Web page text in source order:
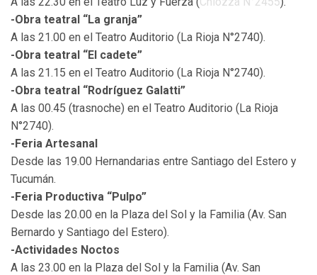
-Obra teatral “La granja”
A las 21.00 en el Teatro Auditorio (La Rioja N°2740).
-Obra teatral “El cadete”
A las 21.15 en el Teatro Auditorio (La Rioja N°2740).
-Obra teatral “Rodríguez Galatti”
A las 00.45 (trasnoche) en el Teatro Auditorio (La Rioja
N°2740).
-Feria Artesanal
Desde las 19.00 Hernandarias entre Santiago del Estero y
Tucumán.
-Feria Productiva “Pulpo”
Desde las 20.00 en la Plaza del Sol y la Familia (Av. San
Bernardo y Santiago del Estero).
-Actividades Noctos
A las 23.00 en la Plaza del Sol y la Familia (Av. San